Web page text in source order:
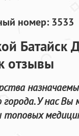
номер: 3533
отзывы
У нас